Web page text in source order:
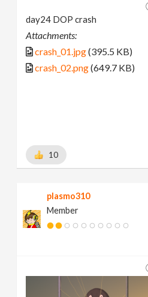
day24 DOP crash
Attachments:
crash_01.jpg(395.5 KB)
crash_02.png(649.7 KB)
10
plasmo310
Member